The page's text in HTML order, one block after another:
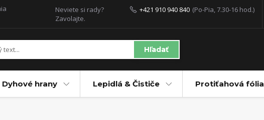
Hľadať
Neviete si rady?
Zavolajte.
+421 910 940 840 (Po-Pia, 7.30-16 hod.)
Dyhové hrany Lepidlá & Čističe Protiťahová fólia